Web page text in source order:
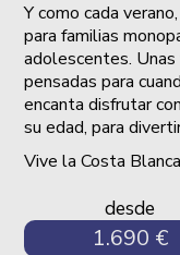
Y como cada
para familias
adolescentes.
pensadas para
encanta disfrutar
su edad, para
Vive la Costa
desde
1.690 €